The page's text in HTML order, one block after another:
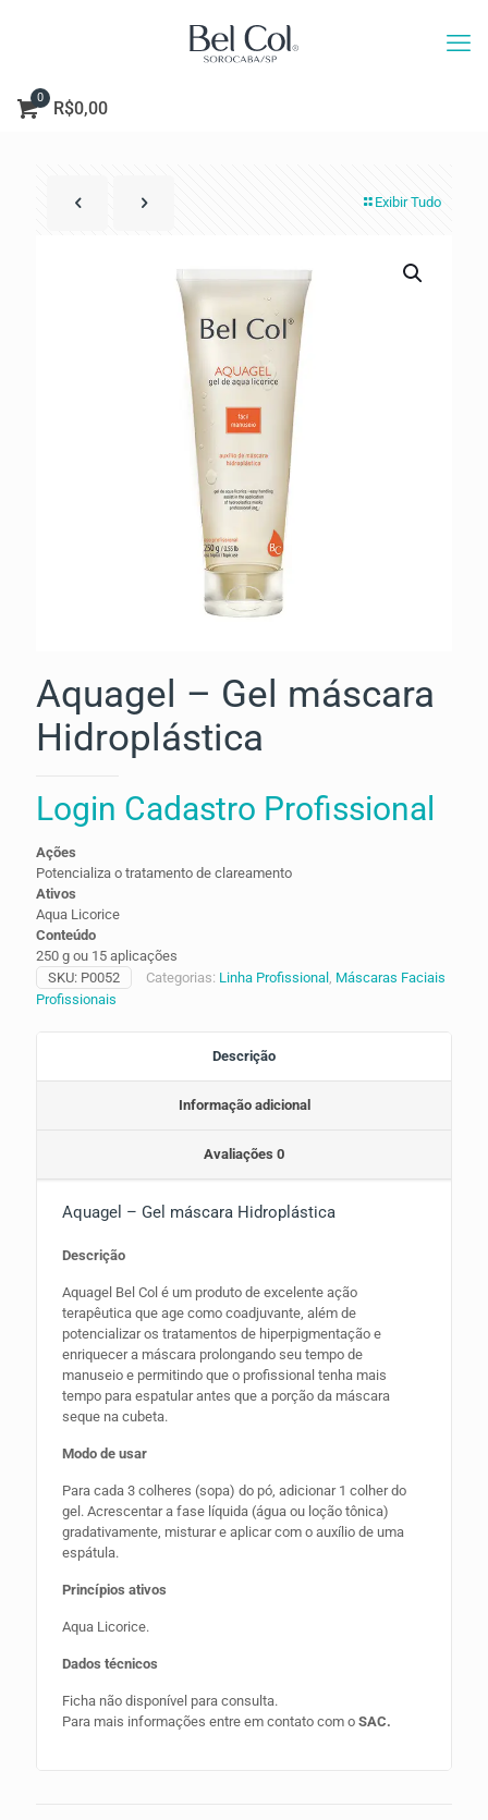
0
R$0,00
Exibir Tudo
Aquagel – Gel máscara
Hidroplástica
Login Cadastro Profissional
Ações
Potencializa o tratamento de clareamento
Ativos
Aqua Licorice
Conteúdo
250 g ou 15 aplicações
SKU: P0052 Categorias: Linha Profissional , Máscaras Faciais
Profissionais
Descrição
Informação adicional
Avaliações 0
Aquagel – Gel máscara Hidroplástica
Descrição
Aquagel Bel Col é um produto de excelente ação
terapêutica que age como coadjuvante, além de
potencializar os tratamentos de hiperpigmentação e
enriquecer a máscara prolongando seu tempo de
manuseio e permitindo que o profissional tenha mais
tempo para espatular antes que a porção da máscara
seque na cubeta.
Modo de usar
Para cada 3 colheres (sopa) do pó, adicionar 1 colher do
gel. Acrescentar a fase líquida (água ou loção tônica)
gradativamente, misturar e aplicar com o auxílio de uma
espátula.
Princípios ativos
Aqua Licorice.
Dados técnicos
Ficha não disponível para consulta.
Para mais informações entre em contato com oSAC.